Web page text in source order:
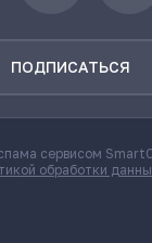
ПОДПИСАТЬСЯ
сервисом
обработки